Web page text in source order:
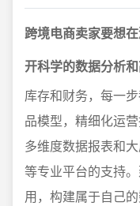
跨境电商卖家要想
开科学的数据分析
库存和财务，每一
品模型，精细化运
多维度数据报表和
等专业平台的支持
用，构建属于自己